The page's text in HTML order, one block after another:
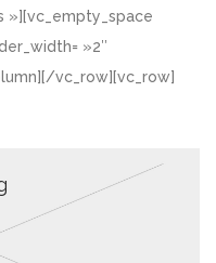
»][vc_empty_space
»2″
vc_row][vc_row]